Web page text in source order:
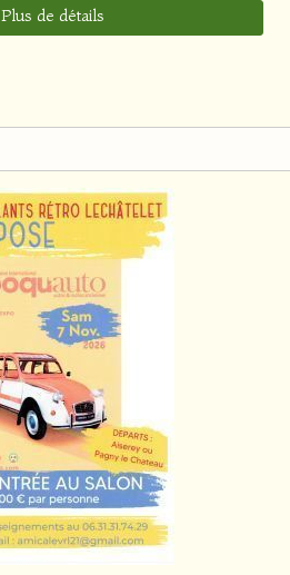
Plus de détails